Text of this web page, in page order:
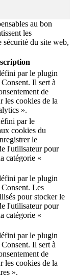
au bon
les
sécurité du site web,
par le plugin
Il sert à
de
les cookies de la
».
par le
cookies du
le
l'utilisateur pour
catégorie «
par le plugin
Les
pour stocker le
l'utilisateur pour
catégorie «
par le plugin
Il sert à
de
les cookies de la
».